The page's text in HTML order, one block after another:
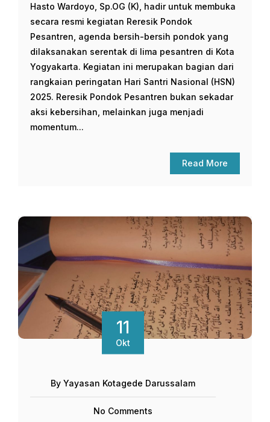
Hasto Wardoyo, Sp.OG (K), hadir untuk membuka
secara resmi kegiatan Reresik Pondok
Pesantren, agenda bersih-bersih pondok yang
dilaksanakan serentak di lima pesantren di Kota
Yogyakarta. Kegiatan ini merupakan bagian dari
rangkaian peringatan Hari Santri Nasional (HSN)
2025. Reresik Pondok Pesantren bukan sekadar
aksi kebersihan, melainkan juga menjadi
momentum...
Read More
11
Okt
By Yayasan Kotagede Darussalam
No Comments